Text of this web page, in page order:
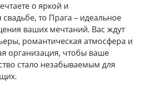
о яркой и
то Прага – идеальное
ваших мечтаний. Вас ждут
романтическая атмосфера и
организация, чтобы ваше
стало незабываемым для